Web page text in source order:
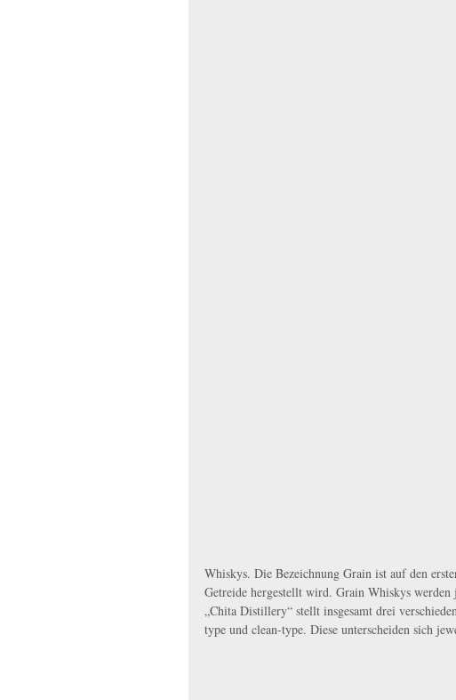
Whiskys. Die Bezeichnung Grain ist auf den
Getreide hergestellt wird. Grain Whiskys
„Chita Distillery“ stellt insgesamt drei
type und clean-type. Diese unterscheiden sich